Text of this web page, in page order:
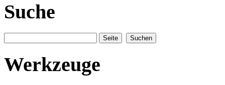
Suche
Werkzeuge